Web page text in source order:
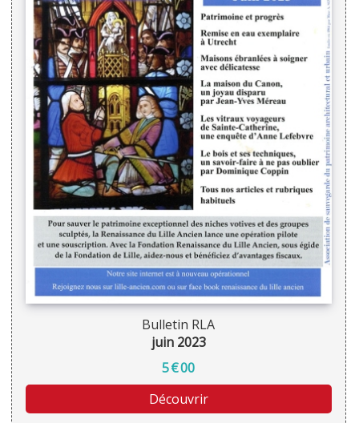
Bulletin RLA
juin 2023
5€00
Découvrir